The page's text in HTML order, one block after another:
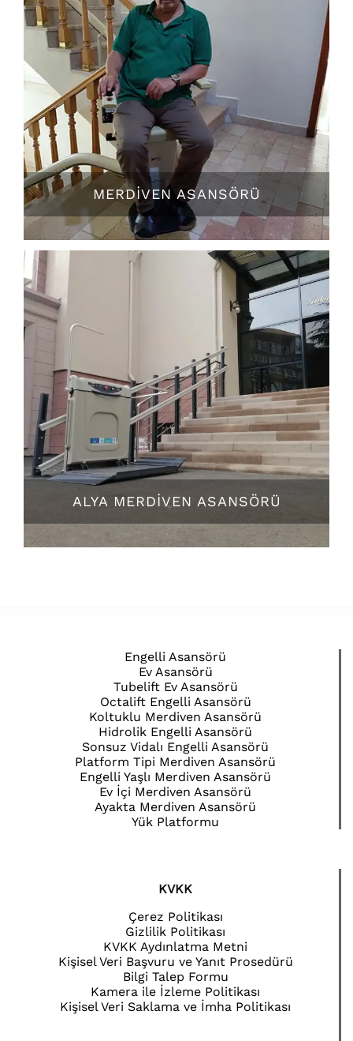
MERDİVEN ASANSÖRÜ
ALYA MERDİVEN ASANSÖRÜ
Engelli Asansörü
Ev Asansörü
Tubelift Ev Asansörü
Octalift Engelli Asansörü
Koltuklu Merdiven Asansörü
Hidrolik Engelli Asansörü
Sonsuz Vidalı Engelli Asansörü
Platform Tipi Merdiven Asansörü
Engelli Yaşlı Merdiven Asansörü
Ev İçi Merdiven Asansörü
Ayakta Merdiven Asansörü
Yük Platformu
KVKK
Çerez Politikası
Gizlilik Politikası
KVKK Aydınlatma Metni
Kişisel Veri Başvuru ve Yanıt Prosedürü
Bilgi Talep Formu
Kamera ile İzleme Politikası
Kişisel Veri Saklama ve İmha Politikası